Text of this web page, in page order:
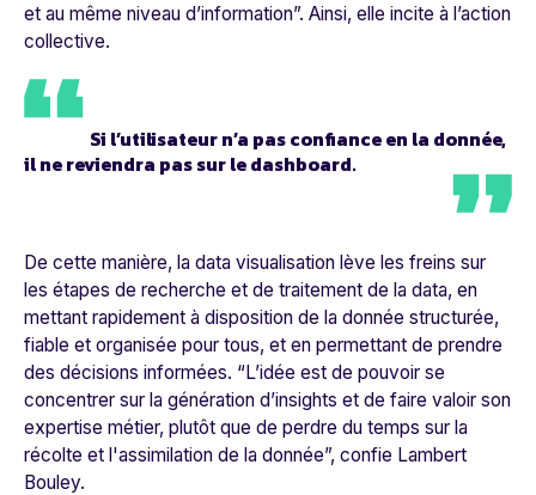
et au même niveau d’information”. Ainsi, elle incite à l’action
collective.
Si l’utilisateur n’a pas confiance en la donnée,
il ne reviendra pas sur le dashboard.
De cette manière, la data visualisation lève les freins sur
les étapes de recherche et de traitement de la data, en
mettant rapidement à disposition de la donnée structurée,
fiable et organisée pour tous, et en permettant de prendre
des décisions informées. “L’idée est de pouvoir se
concentrer sur la génération d’insights et de faire valoir son
expertise métier, plutôt que de perdre du temps sur la
récolte et l'assimilation de la donnée”, confie Lambert
Bouley.